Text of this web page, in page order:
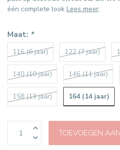
één complete look Lees meer.
Maat: *
116 (6 jaar) 122 (7 jaar)
140 (10 jaar) 146 (11 jaar)
158 (13 jaar) 164 (14 jaar)
TOEVOEGEN